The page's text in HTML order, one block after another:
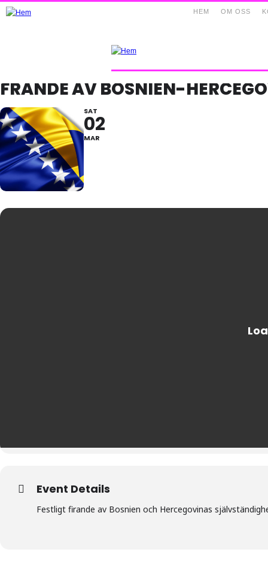
OM OSS
HEM
FRANDE AV BOSNIEN-
SAT
02
MAR
Event Details
Festligt firande av Bosnien och Hercegovinas